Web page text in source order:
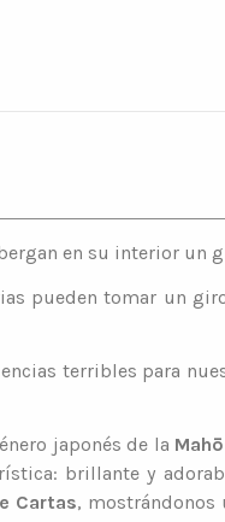
en su interior un
pueden tomar un
terribles para
japonés de la
brillante y
Cartas, mostrándonos